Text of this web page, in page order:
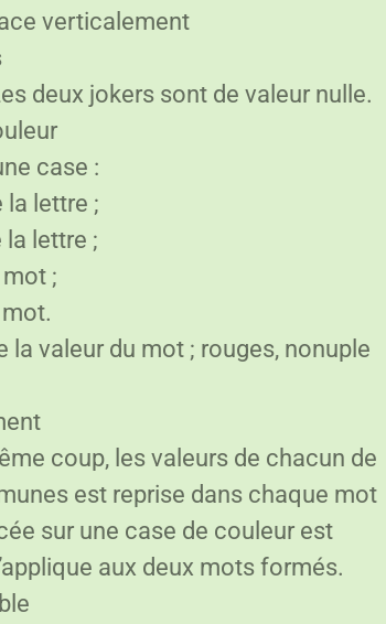
verticalement
deux jokers sont de valeur nulle.
case :
la lettre ;
la lettre ;
;
la valeur du mot ; rouges, nonuple
coup, les valeurs de chacun de
est reprise dans chaque mot
sur une case de couleur est
aux deux mots formés.